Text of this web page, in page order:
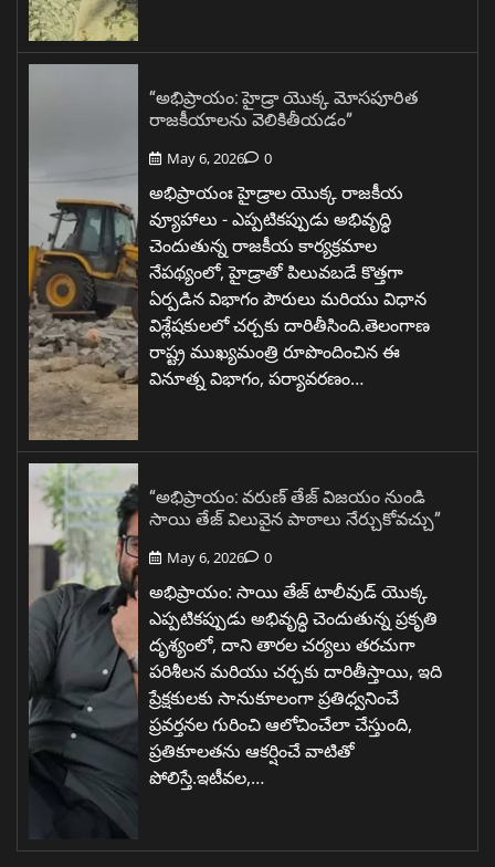
“అభిప్రాయం: హైడ్రా యొక్క మోసపూరిత
రాజకీయాలను వెలికితీయడం”
May 6, 2026 0
అభిప్రాయంః హైడ్రాల యొక్క రాజకీయ
వ్యూహాలు - ఎప్పటికప్పుడు అభివృద్ధి
చెందుతున్న రాజకీయ కార్యక్రమాల
నేపథ్యంలో, హైడ్రాతో పిలువబడే కొత్తగా
ఏర్పడిన విభాగం పౌరులు మరియు విధాన
విశ్లేషకులలో చర్చకు దారితీసింది.తెలంగాణ
రాష్ట్ర ముఖ్యమంత్రి రూపొందించిన ఈ
వినూత్న విభాగం, పర్యావరణం…
“అభిప్రాయం: వరుణ్ తేజ్ విజయం నుండి
సాయి తేజ్ విలువైన పాఠాలు నేర్చుకోవచ్చు”
May 6, 2026 0
అభిప్రాయం: సాయి తేజ్ టాలీవుడ్ యొక్క
ఎప్పటికప్పుడు అభివృద్ధి చెందుతున్న ప్రకృతి
దృశ్యంలో, దాని తారల చర్యలు తరచుగా
పరిశీలన మరియు చర్చకు దారితీస్తాయి, ఇది
ప్రేక్షకులకు సానుకూలంగా ప్రతిధ్వనించే
ప్రవర్తనల గురించి ఆలోచించేలా చేస్తుంది,
ప్రతికూలతను ఆకర్షించే వాటితో
పోలిస్తే.ఇటీవల,…